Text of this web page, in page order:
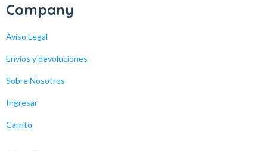
Company
Aviso Legal
Envios y devoluciones
Sobre Nosotros
Ingresar
Carrito